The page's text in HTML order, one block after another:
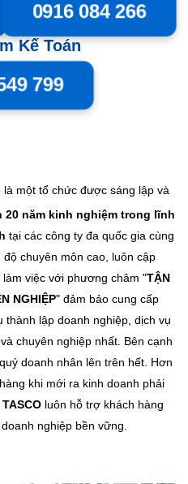
0916 084 266
Kế Toán
799
là một tổ chức được sáng lập và
20 năm kinh nghiệm trong lĩnh
tại các công ty đa quốc gia cùng
chuyên môn cao, luôn cập
việc với phương châm "TẬN
NGHIỆP" đảm bảo cung cấp
thành lập doanh nghiệp, dịch vụ
chuyên nghiệp nhất. Bên cạnh
doanh nhân lên trên hết. Hơn
khi mới ra kinh doanh phải
TASCO luôn hỗ trợ khách hàng
nghiệp bền vững.